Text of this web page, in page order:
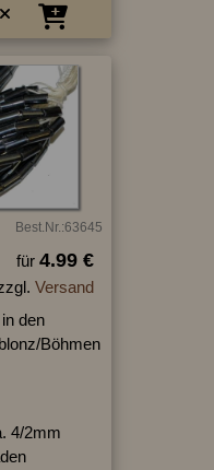
Best.Nr.:63645
für 4.99 €
Versand
den
Böhmen
4/2mm